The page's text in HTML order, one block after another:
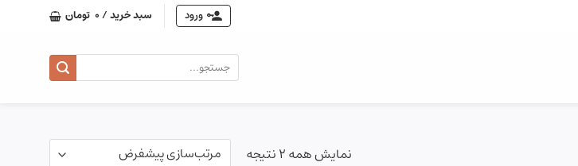
ورود سبد خرید /0 تومان
جستجو
برای:
نمایش همه 2 نتیجه